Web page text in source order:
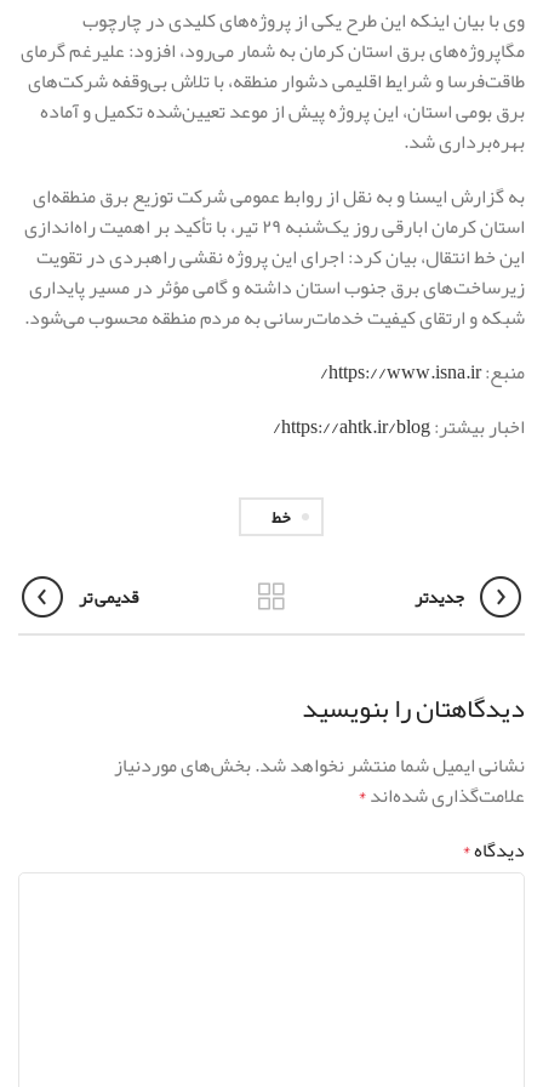
وی با بیان اینکه این طرح یکی از پروژه‌های کلیدی در چارچوب
مگاپروژه‌های برق استان کرمان به شمار می‌رود، افزود: علیرغم گرمای
طاقت‌فرسا و شرایط اقلیمی دشوار منطقه، با تلاش بی‌وقفه شرکت‌های
برق بومی استان، این پروژه پیش از موعد تعیین‌شده تکمیل و آماده
بهره‌برداری شد.
به گزارش ایسنا و به نقل از روابط عمومی شرکت توزیع برق منطقه‌ای
استان کرمان ابارقی روز یک‌شنبه ۲۹ تیر، با تأکید بر اهمیت راه‌اندازی
این خط انتقال، بیان کرد: اجرای این پروژه نقشی راهبردی در تقویت
زیرساخت‌های برق جنوب استان داشته و گامی مؤثر در مسیر پایداری
شبکه و ارتقای کیفیت خدمات‌رسانی به مردم منطقه محسوب می‌شود.
منبع:https://www.isna.ir/
اخبار بیشتر:https://ahtk.ir/blog/
خط
جدیدتر قدیمی تر
دیدگاهتان را بنویسید
نشانی ایمیل شما منتشر نخواهد شد.بخش‌های موردنیاز
علامت‌گذاری شده‌اند*
دیدگاه*